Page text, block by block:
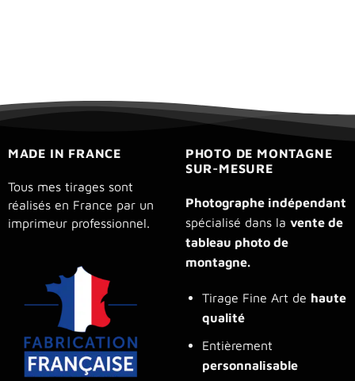
MADE IN FRANCE
Tous mes tirages sont
réalisés en France par un
imprimeur professionnel.
PHOTO DE MONTAGNE
SUR-MESURE
Photographe indépendant
spécialisé dans la vente de
tableau photo de
montagne.
Tirage Fine Art de haute
qualité
Entièrement
personnalisable